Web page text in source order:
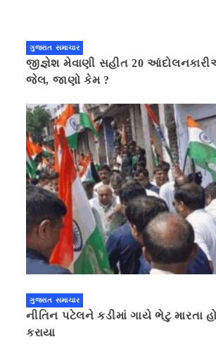
ગુજરાત સમાચાર
જીજ્ઞેશ મેવાણી સહીત 20
જેલ, જાણો કેમ ?
ગુજરાત સમાચાર
નીતિન પટેલને કડીમાં ગાયે ભેટુ મારતા
કરાયા